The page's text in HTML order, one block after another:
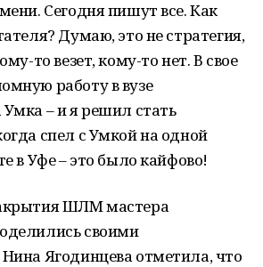
Сегодня пишут все. Как
Думаю, это не стратегия,
то везет, кому-то нет. В свое
работу в вузе
– и я решил стать
спел с Умкой на одной
в Уфе – это было кайфово!
ШЛМ мастера
своими
Ягодинцева отметила, что